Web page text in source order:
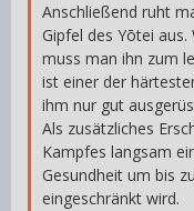
Anschließend ruht
Gipfel des Yōtei
muss man ihn zum
ist einer der
ihm nur gut
Als zusätzliches
Kampfes langsam
Gesundheit um bis
eingeschränkt wird.